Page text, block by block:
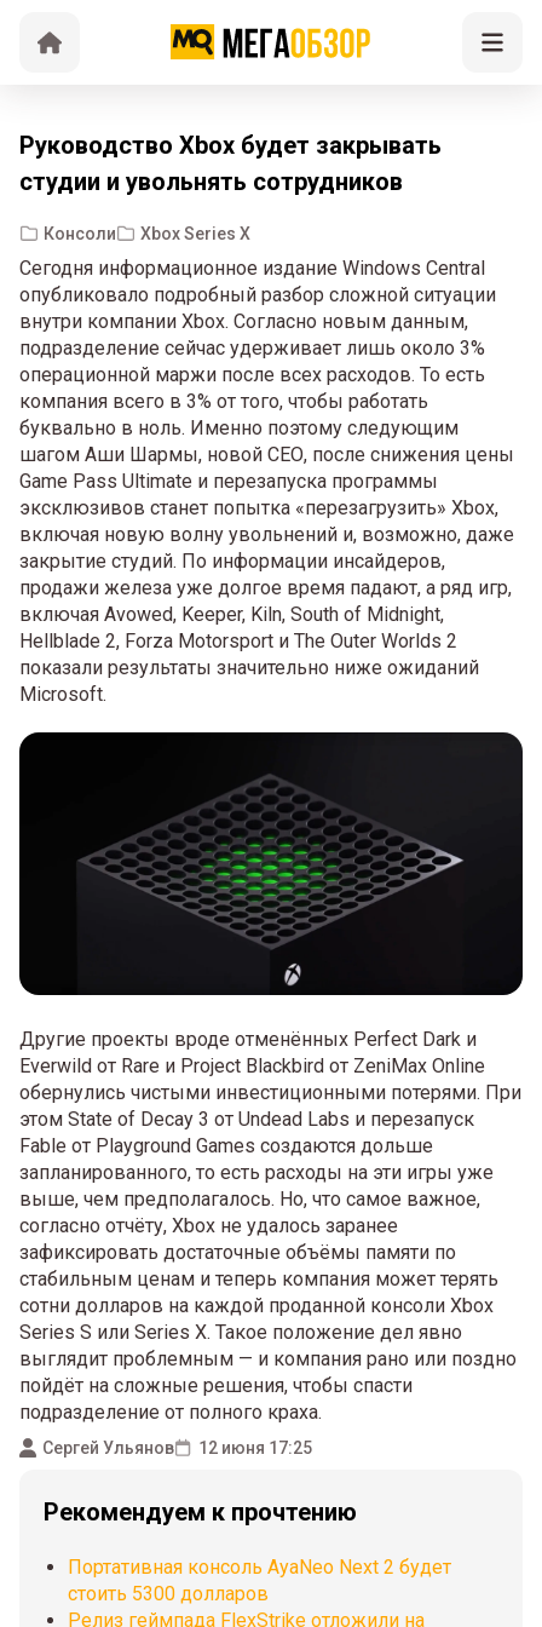
Руководство Xbox будет закрывать
студии и увольнять сотрудников
Консоли Xbox Series X
Сегодня информационное издание Windows Central
опубликовало подробный разбор сложной ситуации
внутри компании Xbox. Согласно новым данным,
подразделение сейчас удерживает лишь около 3%
операционной маржи после всех расходов. То есть
компания всего в 3% от того, чтобы работать
буквально в ноль. Именно поэтому следующим
шагом Аши Шармы, новой СЕО, после снижения цены
Game Pass Ultimate и перезапуска программы
эксклюзивов станет попытка «перезагрузить» Xbox,
включая новую волну увольнений и, возможно, даже
закрытие студий. По информации инсайдеров,
продажи железа уже долгое время падают, а ряд игр,
включая Avowed, Keeper, Kiln, South of Midnight,
Hellblade 2, Forza Motorsport и The Outer Worlds 2
показали результаты значительно ниже ожиданий
Microsoft.
Другие проекты вроде отменённых Perfect Dark и
Everwild от Rare и Project Blackbird от ZeniMax Online
обернулись чистыми инвестиционными потерями. При
этом State of Decay 3 от Undead Labs и перезапуск
Fable от Playground Games создаются дольше
запланированного, то есть расходы на эти игры уже
выше, чем предполагалось. Но, что самое важное,
согласно отчёту, Xbox не удалось заранее
зафиксировать достаточные объёмы памяти по
стабильным ценам и теперь компания может терять
сотни долларов на каждой проданной консоли Xbox
Series S или Series X. Такое положение дел явно
выглядит проблемным — и компания рано или поздно
пойдёт на сложные решения, чтобы спасти
подразделение от полного краха.
Сергей Ульянов 12 июня 17:25
Рекомендуем к прочтению
Портативная консоль AyaNeo Next 2 будет
стоить 5300 долларов
Релиз геймпада FlexStrike отложили на